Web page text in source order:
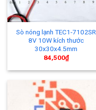
Sò nóng lạnh TEC1-7102SR
8V 10W kích thước
30x30x4.5mm
84,500₫